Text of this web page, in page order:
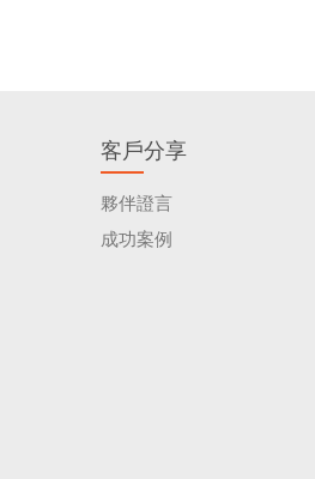
客戶分享
夥伴證言
成功案例